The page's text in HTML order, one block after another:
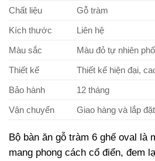
Chất liệu
Gỗ tràm
Kích thước
Liên hệ
Màu sắc
Màu đỏ tự nhiên
Thiết kế
Thiết kế hiện đại,
Bảo hành
12 tháng
Vận chuyển
Giao hàng và lắp
Bộ bàn ăn gỗ tràm 6 ghế oval là
mang phong cách cổ điển, đem